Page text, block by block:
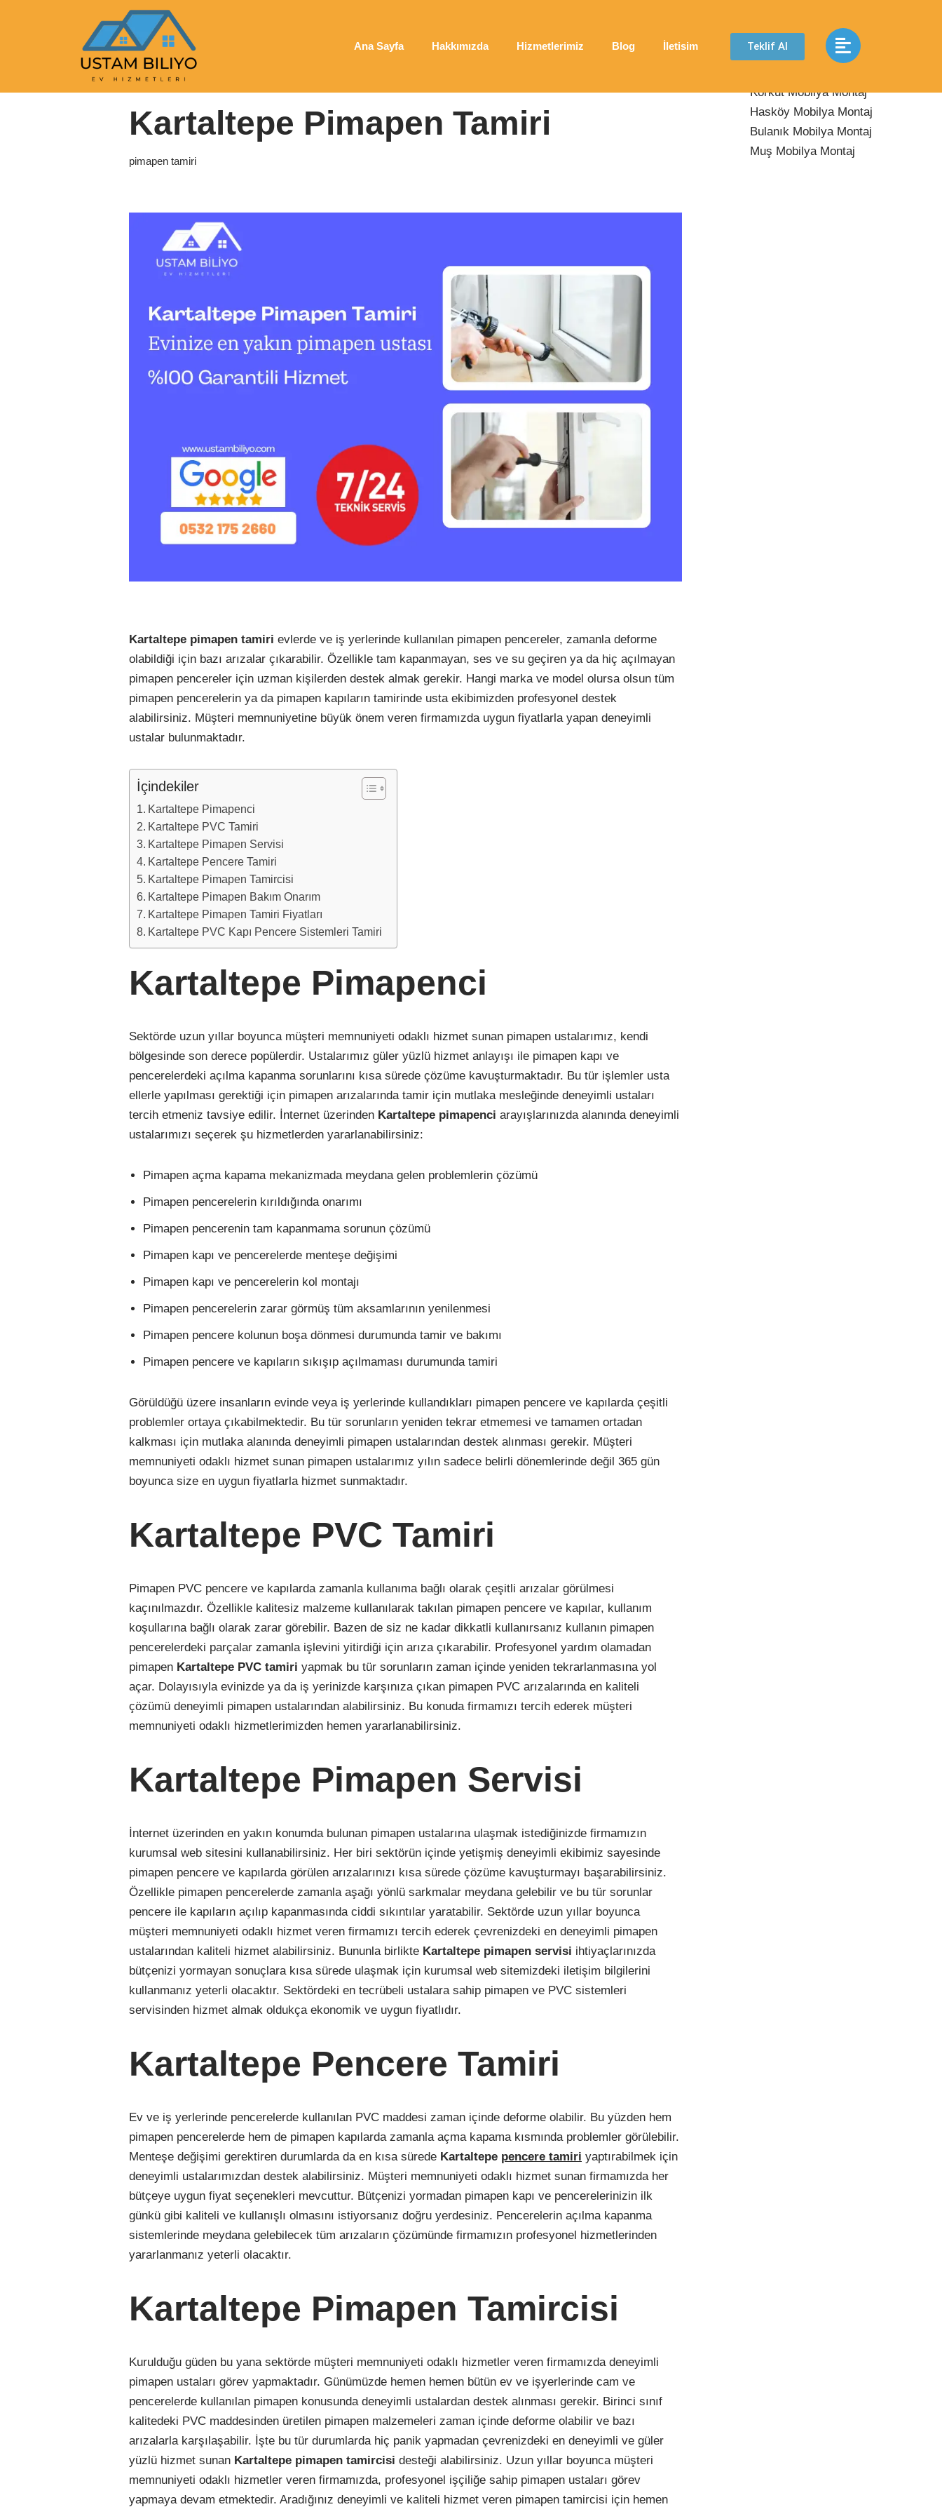
Ana Sayfa Hakkımızda Hizmetlerimiz Blog İletisim Teklif Al
Anasayfa|pimapen tamiri
Kartaltepe Pimapen Tamiri
pimapen tamiri
Kartaltepe pimapen tamiri evlerde ve iş yerlerinde kullanılan pimapen pencereler, zamanla deforme
olabildiği için bazı arızalar çıkarabilir. Özellikle tam kapanmayan, ses ve su geçiren ya da hiç açılmayan
pimapen pencereler için uzman kişilerden destek almak gerekir. Hangi marka ve model olursa olsun tüm
pimapen pencerelerin ya da pimapen kapıların tamirinde usta ekibimizden profesyonel destek
alabilirsiniz. Müşteri memnuniyetine büyük önem veren firmamızda uygun fiyatlarla yapan deneyimli
ustalar bulunmaktadır.
İçindekiler
Kartaltepe Pimapenci
Kartaltepe PVC Tamiri
Kartaltepe Pimapen Servisi
Kartaltepe Pencere Tamiri
Kartaltepe Pimapen Tamircisi
Kartaltepe Pimapen Bakım Onarım
Kartaltepe Pimapen Tamiri Fiyatları
Kartaltepe PVC Kapı Pencere Sistemleri Tamiri
Kartaltepe Pimapenci
Sektörde uzun yıllar boyunca müşteri memnuniyeti odaklı hizmet sunan pimapen ustalarımız, kendi
bölgesinde son derece popülerdir. Ustalarımız güler yüzlü hizmet anlayışı ile pimapen kapı ve
pencerelerdeki açılma kapanma sorunlarını kısa sürede çözüme kavuşturmaktadır. Bu tür işlemler usta
ellerle yapılması gerektiği için pimapen arızalarında tamir için mutlaka mesleğinde deneyimli ustaları
tercih etmeniz tavsiye edilir. İnternet üzerinden Kartaltepe pimapenci arayışlarınızda alanında deneyimli
ustalarımızı seçerek şu hizmetlerden yararlanabilirsiniz:
Pimapen açma kapama mekanizmada meydana gelen problemlerin çözümü
Pimapen pencerelerin kırıldığında onarımı
Pimapen pencerenin tam kapanmama sorunun çözümü
Pimapen kapı ve pencerelerde menteşe değişimi
Pimapen kapı ve pencerelerin kol montajı
Pimapen pencerelerin zarar görmüş tüm aksamlarının yenilenmesi
Pimapen pencere kolunun boşa dönmesi durumunda tamir ve bakımı
Pimapen pencere ve kapıların sıkışıp açılmaması durumunda tamiri
Görüldüğü üzere insanların evinde veya iş yerlerinde kullandıkları pimapen pencere ve kapılarda çeşitli
problemler ortaya çıkabilmektedir. Bu tür sorunların yeniden tekrar etmemesi ve tamamen ortadan
kalkması için mutlaka alanında deneyimli pimapen ustalarından destek alınması gerekir. Müşteri
memnuniyeti odaklı hizmet sunan pimapen ustalarımız yılın sadece belirli dönemlerinde değil 365 gün
boyunca size en uygun fiyatlarla hizmet sunmaktadır.
Kartaltepe PVC Tamiri
Pimapen PVC pencere ve kapılarda zamanla kullanıma bağlı olarak çeşitli arızalar görülmesi
kaçınılmazdır. Özellikle kalitesiz malzeme kullanılarak takılan pimapen pencere ve kapılar, kullanım
koşullarına bağlı olarak zarar görebilir. Bazen de siz ne kadar dikkatli kullanırsanız kullanın pimapen
pencerelerdeki parçalar zamanla işlevini yitirdiği için arıza çıkarabilir. Profesyonel yardım olamadan
pimapen Kartaltepe PVC tamiri yapmak bu tür sorunların zaman içinde yeniden tekrarlanmasına yol
açar. Dolayısıyla evinizde ya da iş yerinizde karşınıza çıkan pimapen PVC arızalarında en kaliteli
çözümü deneyimli pimapen ustalarından alabilirsiniz. Bu konuda firmamızı tercih ederek müşteri
memnuniyeti odaklı hizmetlerimizden hemen yararlanabilirsiniz.
Kartaltepe Pimapen Servisi
İnternet üzerinden en yakın konumda bulunan pimapen ustalarına ulaşmak istediğinizde firmamızın
kurumsal web sitesini kullanabilirsiniz. Her biri sektörün içinde yetişmiş deneyimli ekibimiz sayesinde
pimapen pencere ve kapılarda görülen arızalarınızı kısa sürede çözüme kavuşturmayı başarabilirsiniz.
Özellikle pimapen pencerelerde zamanla aşağı yönlü sarkmalar meydana gelebilir ve bu tür sorunlar
pencere ile kapıların açılıp kapanmasında ciddi sıkıntılar yaratabilir. Sektörde uzun yıllar boyunca
müşteri memnuniyeti odaklı hizmet veren firmamızı tercih ederek çevrenizdeki en deneyimli pimapen
ustalarından kaliteli hizmet alabilirsiniz. Bununla birlikte Kartaltepe pimapen servisi ihtiyaçlarınızda
bütçenizi yormayan sonuçlara kısa sürede ulaşmak için kurumsal web sitemizdeki iletişim bilgilerini
kullanmanız yeterli olacaktır. Sektördeki en tecrübeli ustalara sahip pimapen ve PVC sistemleri
servisinden hizmet almak oldukça ekonomik ve uygun fiyatlıdır.
Kartaltepe Pencere Tamiri
Ev ve iş yerlerinde pencerelerde kullanılan PVC maddesi zaman içinde deforme olabilir. Bu yüzden hem
pimapen pencerelerde hem de pimapen kapılarda zamanla açma kapama kısmında problemler görülebilir.
Menteşe değişimi gerektiren durumlarda da en kısa sürede Kartaltepe pencere tamiri yaptırabilmek için
deneyimli ustalarımızdan destek alabilirsiniz. Müşteri memnuniyeti odaklı hizmet sunan firmamızda her
bütçeye uygun fiyat seçenekleri mevcuttur. Bütçenizi yormadan pimapen kapı ve pencerelerinizin ilk
günkü gibi kaliteli ve kullanışlı olmasını istiyorsanız doğru yerdesiniz. Pencerelerin açılma kapanma
sistemlerinde meydana gelebilecek tüm arızaların çözümünde firmamızın profesyonel hizmetlerinden
yararlanmanız yeterli olacaktır.
Kartaltepe Pimapen Tamircisi
Kurulduğu güden bu yana sektörde müşteri memnuniyeti odaklı hizmetler veren firmamızda deneyimli
pimapen ustaları görev yapmaktadır. Günümüzde hemen hemen bütün ev ve işyerlerinde cam ve
pencerelerde kullanılan pimapen konusunda deneyimli ustalardan destek alınması gerekir. Birinci sınıf
kalitedeki PVC maddesinden üretilen pimapen malzemeleri zaman içinde deforme olabilir ve bazı
arızalarla karşılaşabilir. İşte bu tür durumlarda hiç panik yapmadan çevrenizdeki en deneyimli ve güler
yüzlü hizmet sunan Kartaltepe pimapen tamircisi desteği alabilirsiniz. Uzun yıllar boyunca müşteri
memnuniyeti odaklı hizmetler veren firmamızda, profesyonel işçiliğe sahip pimapen ustaları görev
yapmaya devam etmektedir. Aradığınız deneyimli ve kaliteli hizmet veren pimapen tamircisi için hemen
Son Yazılar
Korkut Mobilya Montaj
Hasköy Mobilya Montaj
Bulanık Mobilya Montaj
Muş Mobilya Montaj